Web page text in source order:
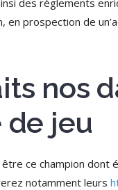
des règlements
en prospection de
nos
de jeu
ce champion dont
notamment leurs